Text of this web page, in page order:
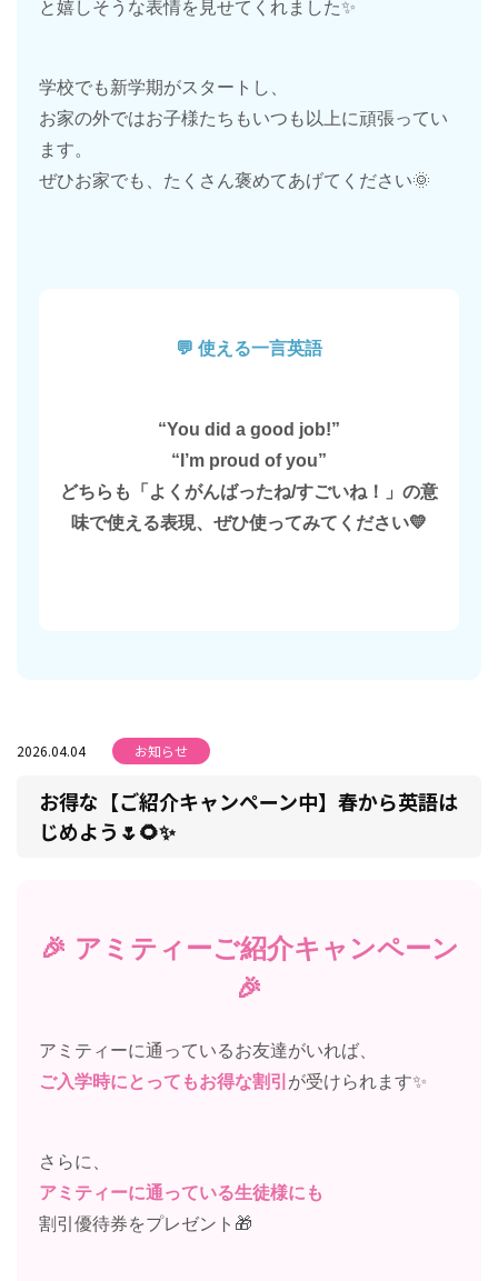
と嬉しそうな表情を見せてくれました✨
学校でも新学期がスタートし、
お家の外ではお子様たちもいつも以上に頑張ってい
ます。
ぜひお家でも、たくさん褒めてあげてください🌞
💬 使える一言英語
“You did a good job!”
“I’m proud of you”
どちらも「よくがんばったね/すごいね！」の意
味で使える表現、ぜひ使ってみてください💛
2026.04.04 お知らせ
お得な【ご紹介キャンペーン中】春から英語は
じめよう🌷🌻✨
🎉 アミティーご紹介キャンペーン
🎉
アミティーに通っているお友達がいれば、
ご入学時にとってもお得な割引 が受けられます✨
さらに、
アミティーに通っている生徒様にも
割引優待券をプレゼント🎁